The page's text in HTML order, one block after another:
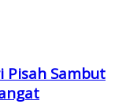
Pisah Sambut